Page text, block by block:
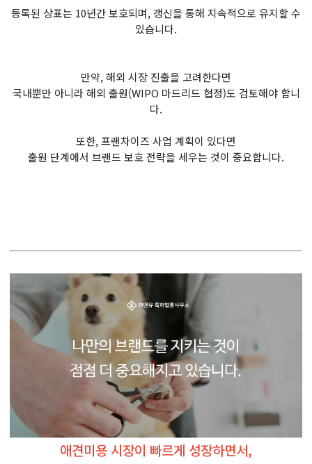
등록된 상표는 10년간 보호되며, 갱신을 통해 지속적으로 유지할 수
있습니다.
만약, 해외 시장 진출을 고려한다면
국내뿐만 아니라 해외 출원(WIPO 마드리드 협정)도 검토해야 합니
다.
또한, 프랜차이즈 사업 계획이 있다면
출원 단계에서 브랜드 보호 전략을 세우는 것이 중요합니다.
애견미용 시장이 빠르게 성장하면서,